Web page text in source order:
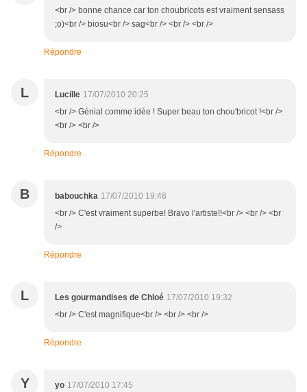
<br /> bonne chance car ton choubricots est vraiment sensass
;o)<br /> biosu<br /> sag<br /> <br /> <br />
Répondre
L Lucille 17/07/2010 20:25
<br /> Génial comme idée ! Super beau ton chou'bricot !<br />
<br /> <br />
Répondre
B babouchka 17/07/2010 19:48
<br /> C'est vraiment superbe! Bravo l'artiste!!<br /> <br /> <br
/>
Répondre
L Les gourmandises de Chloé 17/07/2010 19:32
<br /> C'est magnifique<br /> <br /> <br />
Répondre
Y yo 17/07/2010 17:45